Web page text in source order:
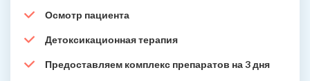
Осмотр пациента
Детоксикационная терапия
Предоставляем комплекс препаратов на 3 дня